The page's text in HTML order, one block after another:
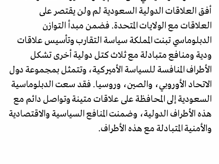
أفق العلاقات الدولية السعودية لم ولن يقتصر على
العلاقات مع الولايات المتحدة. فضمن مبدأ التوازن
الدبلوماسي تبنت المملكة سياسة التقارب وتأسيس علاقات
ودية ومنافع متبادلة مع ثلاث كتل دولية أخرى تشكل
الأطراف المنافسة للسياسة الأميركية، وتتمثل بمجموعة دول
الاتحاد الأوروبي، والصين، وروسيا. فقد سعت الدبلوماسية
السعودية إلى المحافظة على علاقات متينة وتواصل دائم مع
هذه الأطراف الدولية، وضمنت المنافع السياسية والاقتصادية
والأمنية المتبادلة مع هذه الأطراف.